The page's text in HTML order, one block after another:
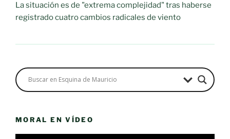
La situación es de "extrema complejidad" tras haberse
registrado cuatro cambios radicales de viento
MORAL EN VÍDEO